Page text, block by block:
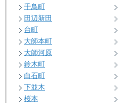
千鳥町
田辺新田
台町
大師本町
大師河原
鈴木町
白石町
下並木
桜本